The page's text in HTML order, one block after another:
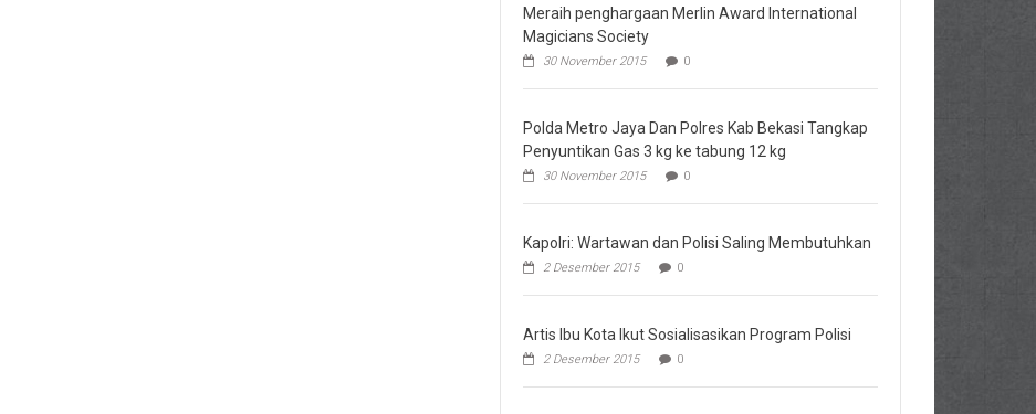
Meraih penghargaan Merlin Award International
Magicians Society
30 November 2015 0
Polda Metro Jaya Dan Polres Kab Bekasi Tangkap
Penyuntikan Gas 3 kg ke tabung 12 kg
30 November 2015 0
Kapolri: Wartawan dan Polisi Saling Membutuhkan
2 Desember 2015 0
Artis Ibu Kota Ikut Sosialisasikan Program Polisi
2 Desember 2015 0